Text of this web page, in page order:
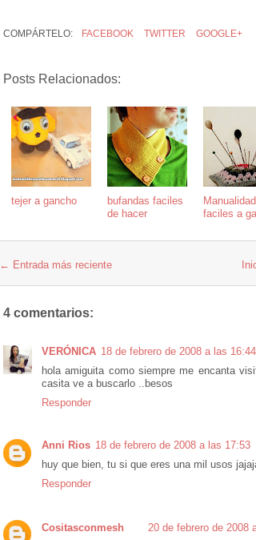
COMPÁRTELO: FACEBOOK TWITTER GOOGLE+
Posts Relacionados:
tejer a gancho
bufandas faciles
de hacer
faciles a
← Entrada más reciente
4 comentarios:
VERÓNICA 18 de febrero de 2008 a las 16:44
hola amiguita como siempre me encanta
casita ve a buscarlo ..besos
Responder
Anni Rios 18 de febrero de 2008 a las 17:53
huy que bien, tu si que eres una mil usos
Responder
Cositasconmesh
20 de febrero de 2008